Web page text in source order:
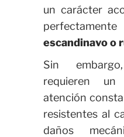
un carácter
escandinavo o
Sin
requieren
atención
resistentes al
daños